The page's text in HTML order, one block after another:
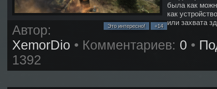
была как
как
или захвата
Это интересно! +14
Автор:
XemorDio • Комментариев: 0 •
1392